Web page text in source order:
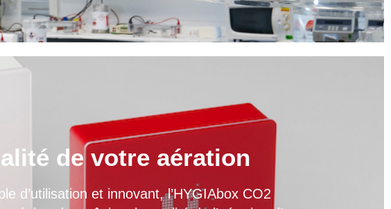
de votre aération
d’utilisation et innovant, l’HYGIAbox CO2